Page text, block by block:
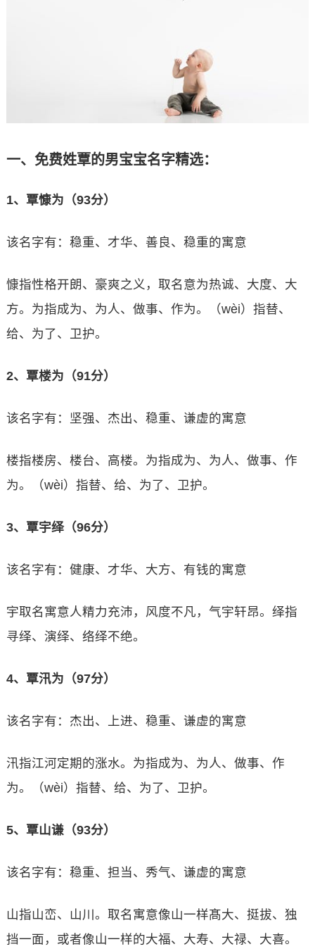
一、免费姓覃的男宝宝名字精选：
1、覃慷为（93分）
该名字有：稳重、才华、善良、稳重的寓意
慷指性格开朗、豪爽之义，取名意为热诚、大度、大
方。为指成为、为人、做事、作为。（wèi）指替、
给、为了、卫护。
2、覃楼为（91分）
该名字有：坚强、杰出、稳重、谦虚的寓意
楼指楼房、楼台、高楼。为指成为、为人、做事、作
为。（wèi）指替、给、为了、卫护。
3、覃宇绎（96分）
该名字有：健康、才华、大方、有钱的寓意
宇取名寓意人精力充沛，风度不凡，气宇轩昂。绎指
寻绎、演绎、络绎不绝。
4、覃汛为（97分）
该名字有：杰出、上进、稳重、谦虚的寓意
汛指江河定期的涨水。为指成为、为人、做事、作
为。（wèi）指替、给、为了、卫护。
5、覃山谦（93分）
该名字有：稳重、担当、秀气、谦虚的寓意
山指山峦、山川。取名寓意像山一样髙大、挺拔、独
挡一面，或者像山一样的大福、大寿、大禄、大喜。